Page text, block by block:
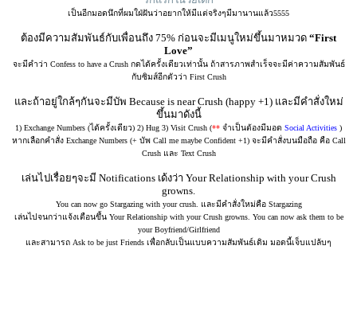
เป็นอีกมอดนึกที่ผมใฝ่ฝันว่าอยากให้มีแต่จริงๆมีมานานแล้ว5555
ต้องมีความสัมพันธ์กับเพื่อนถึง 75% ก่อนจะมีเมนูใหม่ขึ้นมาหมวด “First
Love”
จะมีคำว่า Confess to have a Crush กดได้ครั้งเดียวเท่านั้น ถ้าสารภาพสำเร็จจะมีค่าความสัมพันธ์
กับซิมส์อีกตัวว่า First Crush
และถ้าอยู่ใกล้ๆกันจะมีบัพ Because is near Crush (happy +1) และมีคำสั่งใหม่
ขึ้นมาดังนี้
1) Exchange Numbers (ได้ครั้งเดียว) 2) Hug 3) Visit Crush (** จำเป็นต้องมีมอด Social Activities )
หากเลือกคำสั่ง Exchange Numbers (+ บัพ Call me maybe Confident +1) จะมีคำสั่งบนมือถือ คือ Call
Crush และ Text Crush
เล่นไปเรื่อยๆจะมี Notifications เด้งว่า Your Relationship with your Crush
growns.
You can now go Stargazing with your crush. และมีคำสั่งใหม่คือ Stargazing
เล่นไปจนกว่าแจ้งเตือนขึ้น Your Relationship with your Crush growns. You can now ask them to be
your Boyfriend/Girlfriend
และสามารถ Ask to be just Friends เพื่อกลับเป็นแบบความสัมพันธ์เดิม มอดนี้เจ็บแปล้บๆ